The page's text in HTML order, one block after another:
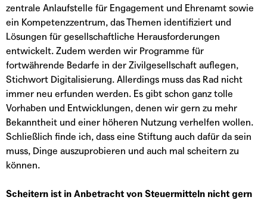
zentrale Anlaufstelle für Engagement und Ehrenamt sowie
ein Kompetenzzentrum, das Themen identifiziert und
Lösungen für gesellschaftliche Herausforderungen
entwickelt. Zudem werden wir Programme für
fortwährende Bedarfe in der Zivilgesellschaft auflegen,
Stichwort Digitalisierung. Allerdings muss das Rad nicht
immer neu erfunden werden. Es gibt schon ganz tolle
Vorhaben und Entwicklungen, denen wir gern zu mehr
Bekanntheit und einer höheren Nutzung verhelfen wollen.
Schließlich finde ich, dass eine Stiftung auch dafür da sein
muss, Dinge auszuprobieren und auch mal scheitern zu
können.
Scheitern ist in Anbetracht von Steuermitteln nicht gern